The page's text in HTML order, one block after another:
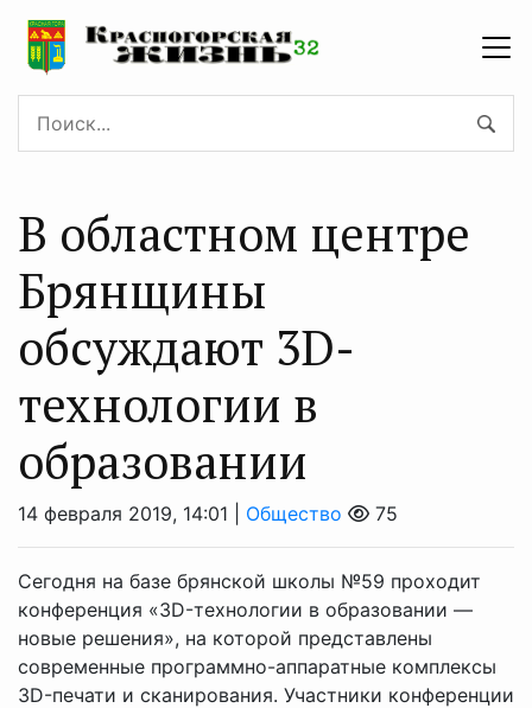
В областном центре
Брянщины
обсуждают 3D-
технологии в
образовании
14 февраля 2019, 14:01 | Общество 75
Сегодня на базе брянской школы №59 проходит
конференция «ЗD-технологии в образовании —
новые решения», на которой представлены
современные программно-аппаратные комплексы
ЗD-печати и сканирования. Участники конференции